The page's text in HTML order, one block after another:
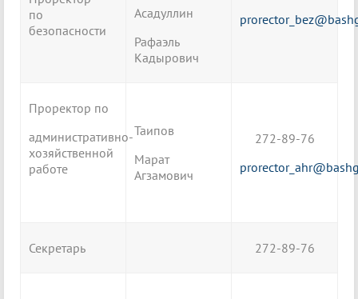
по
безопасности
Асадуллин
Рафаэль
Кадырович
Проректор по
административно-
хозяйственной
работе
Таипов
Марат
Агзамович
272-89-76
Секретарь 272-89-76